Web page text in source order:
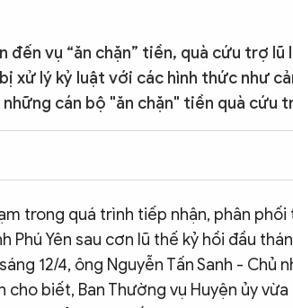
đến vụ “ăn chặn” tiền, quà cứu trợ lũ
bị xử lý kỷ luật với các hình thức như
những cán bộ "ăn chặn" tiền quà cứu
trong quá trình tiếp nhận, phân
Phú Yên sau cơn lũ thế kỷ hồi đầu
12/4, ông Nguyễn Tấn Sanh - Chủ
cho biết, Ban Thường vụ Huyện ủy